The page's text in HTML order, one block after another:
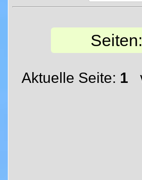
Seiten:
Aktuelle Seite: 1